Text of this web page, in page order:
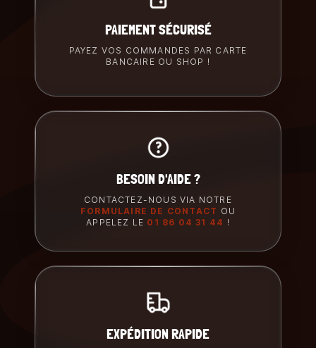
PAIEMENT SÉCURISÉ
PAYEZ VOS COMMANDES PAR CARTE
BANCAIRE OU SHOP !
BESOIN D'AIDE ?
CONTACTEZ-NOUS VIA NOTRE
FORMULAIRE DE CONTACT OU
APPELEZ LE 01 86 04 31 44 !
EXPÉDITION RAPIDE